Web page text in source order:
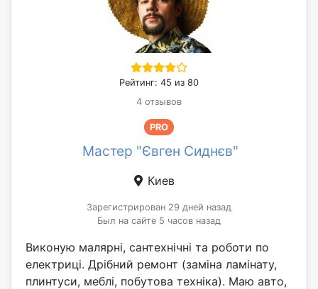
Рейтинг: 45 из 80
4 отзывов
PRO
Мастер "Євген Сиднєв"
Киев
Зарегистрирован 29 дней назад
Был на сайте 5 часов назад
Виконую малярні, сантехнічні та роботи по
електриці. Дрібний ремонт (заміна ламінату,
плинтуси, меблі, побутова техніка). Маю авто,